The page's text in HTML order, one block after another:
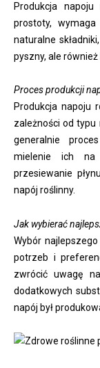
Produkcja
prostoty,
naturalne
pyszny, ale
Proces produkcji
Produkcja napoju
zależności od typu
generalnie
mielenie ich na
przesiewanie
napój roślinny.
Jak wybierać
Wybór
potrzeb i
zwrócić uwagę
dodatkowych
napój był